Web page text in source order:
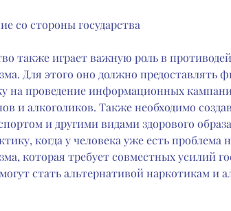
со стороны государства
также играет важную роль в
Для этого оно должно предоставлять
на проведение информационных
и алкоголиков. Также необходимо
и другими видами здорового
когда у человека уже есть проблема
которая требует совместных усилий
стать альтернативой наркотикам и